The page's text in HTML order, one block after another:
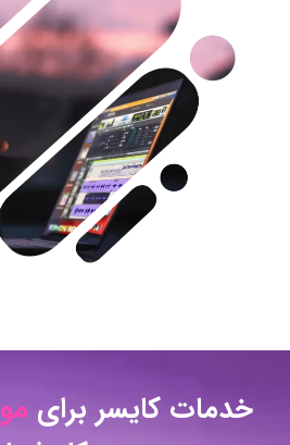
خدمات کایسر برای